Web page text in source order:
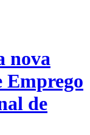
nova
Emprego
de